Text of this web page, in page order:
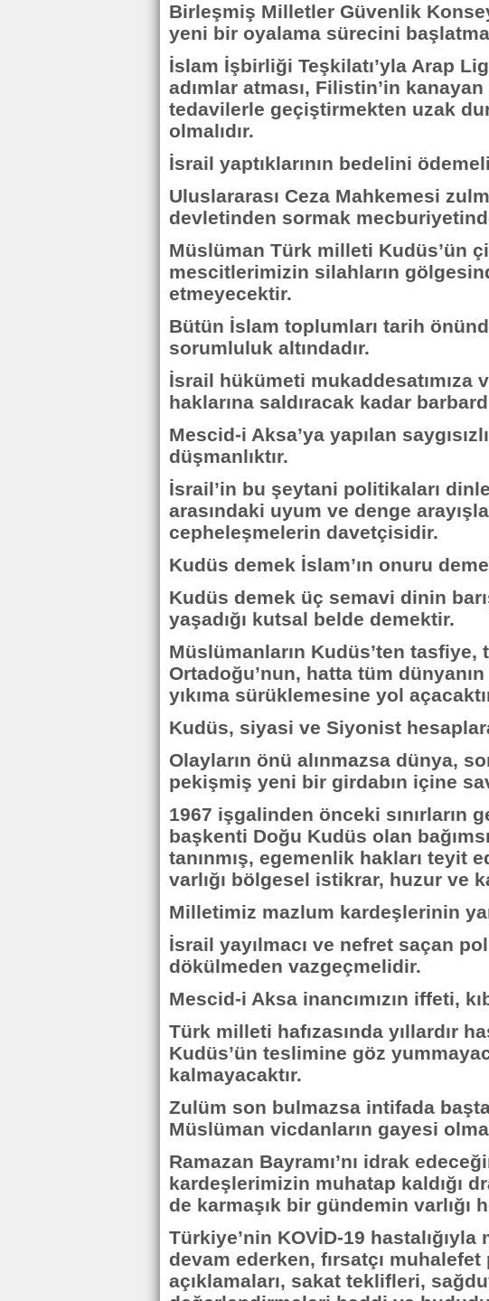
Birleşmiş Milletler Güvenlik
yeni bir oyalama sürecini
İslam İşbirliği Teşkilatı’yla Arap
adımlar atması, Filistin’in kanayan
tedavilerle geçiştirmekten uzak
olmalıdır.
İsrail yaptıklarının bedelini
Uluslararası Ceza Mahkemesi
devletinden sormak
Müslüman Türk milleti Kudüs’ün
mescitlerimizin silahların
etmeyecektir.
Bütün İslam toplumları tarih
sorumluluk altındadır.
İsrail hükümeti mukaddesatımıza
haklarına saldıracak kadar
Mescid-i Aksa’ya yapılan
düşmanlıktır.
İsrail’in bu şeytani politikaları
arasındaki uyum ve denge
cepheleşmelerin davetçisidir.
Kudüs demek İslam’ın onuru
Kudüs demek üç semavi dinin
yaşadığı kutsal belde demektir.
Müslümanların Kudüs’ten
Ortadoğu’nun, hatta tüm
yıkıma sürüklemesine yol
Kudüs, siyasi ve Siyonist
Olayların önü alınmazsa dünya,
pekişmiş yeni bir girdabın içine
1967 işgalinden önceki sınırların
başkenti Doğu Kudüs olan
tanınmış, egemenlik hakları teyit
varlığı bölgesel istikrar, huzur ve
Milletimiz mazlum kardeşlerinin
İsrail yayılmacı ve nefret saçan
dökülmeden vazgeçmelidir.
Mescid-i Aksa inancımızın iffeti,
Türk milleti hafızasında yıllardır
Kudüs’ün teslimine göz
kalmayacaktır.
Zulüm son bulmazsa intifada
Müslüman vicdanların gayesi
Ramazan Bayramı’nı idrak
kardeşlerimizin muhatap kaldığı
de karmaşık bir gündemin varlığı
Türkiye’nin KOVİD-19 hastalığıyla
devam ederken, fırsatçı
açıklamaları, sakat teklifleri,